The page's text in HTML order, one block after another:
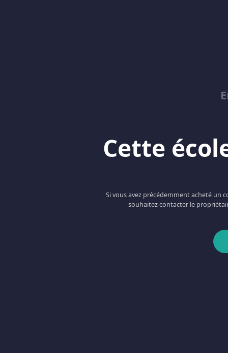
Cette
Si vous avez précédemment acheté un
souhaitez contacter le